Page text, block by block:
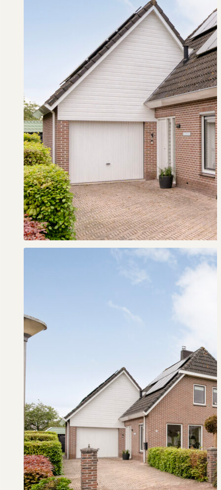
diverse beplanting. Het gazon loopt aan de
andere zijde naast de woning door naar
achteren. De achtertuin is een heerlijke plek om
volop te kunnen genieten van het buitenleven.
Hier tref je strakke gazons, diverse beplanting en
een praktische houten berging aan. Ook is hier
de buitenunit van de warmtepomp geplaatst,
evenals een grote overkapping. Het weidse
uitzicht brengt ook veel privacy met zich mee.
Hier kun je dus helemaal tot rust komen!
Bijzonderheden:
– Perceeloppervlakte 611 m2;
– Woonoppervlakte 115 m2;
– Goed onderhouden vrijstaande woning;
– 21 zonnepanelen en warmtepomp;
– Energielabel A;
– Veel privacy en weids uitzicht achter;
– Eigen oprit en grote garage met vliering.